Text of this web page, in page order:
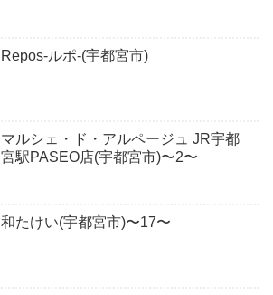
Repos-ルポ-(宇都宮市)
マルシェ・ド・アルページュ JR宇都
宮駅PASEO店(宇都宮市)〜2〜
和たけい(宇都宮市)〜17〜